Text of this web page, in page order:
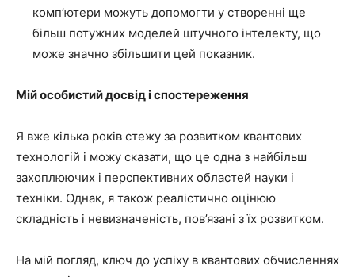
комп’ютери можуть допомогти у створенні ще
більш потужних моделей штучного інтелекту, що
може значно збільшити цей показник.
Мій особистий досвід і спостереження
Я вже кілька років стежу за розвитком квантових
технологій і можу сказати, що це одна з найбільш
захоплюючих і перспективних областей науки і
техніки. Однак, я також реалістично оцінюю
складність і невизначеність, пов’язані з їх розвитком.
На мій погляд, ключ до успіху в квантових обчисленнях